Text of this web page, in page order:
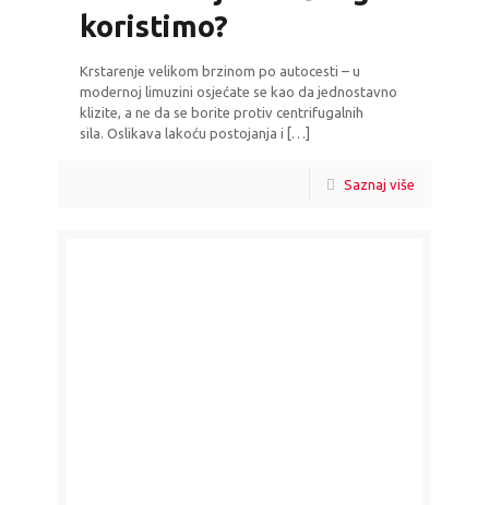
koristimo?
Krstarenje velikom brzinom po autocesti – u
modernoj limuzini osjećate se kao da jednostavno
klizite, a ne da se borite protiv centrifugalnih
sila. Oslikava lakoću postojanja i […]
Saznaj više